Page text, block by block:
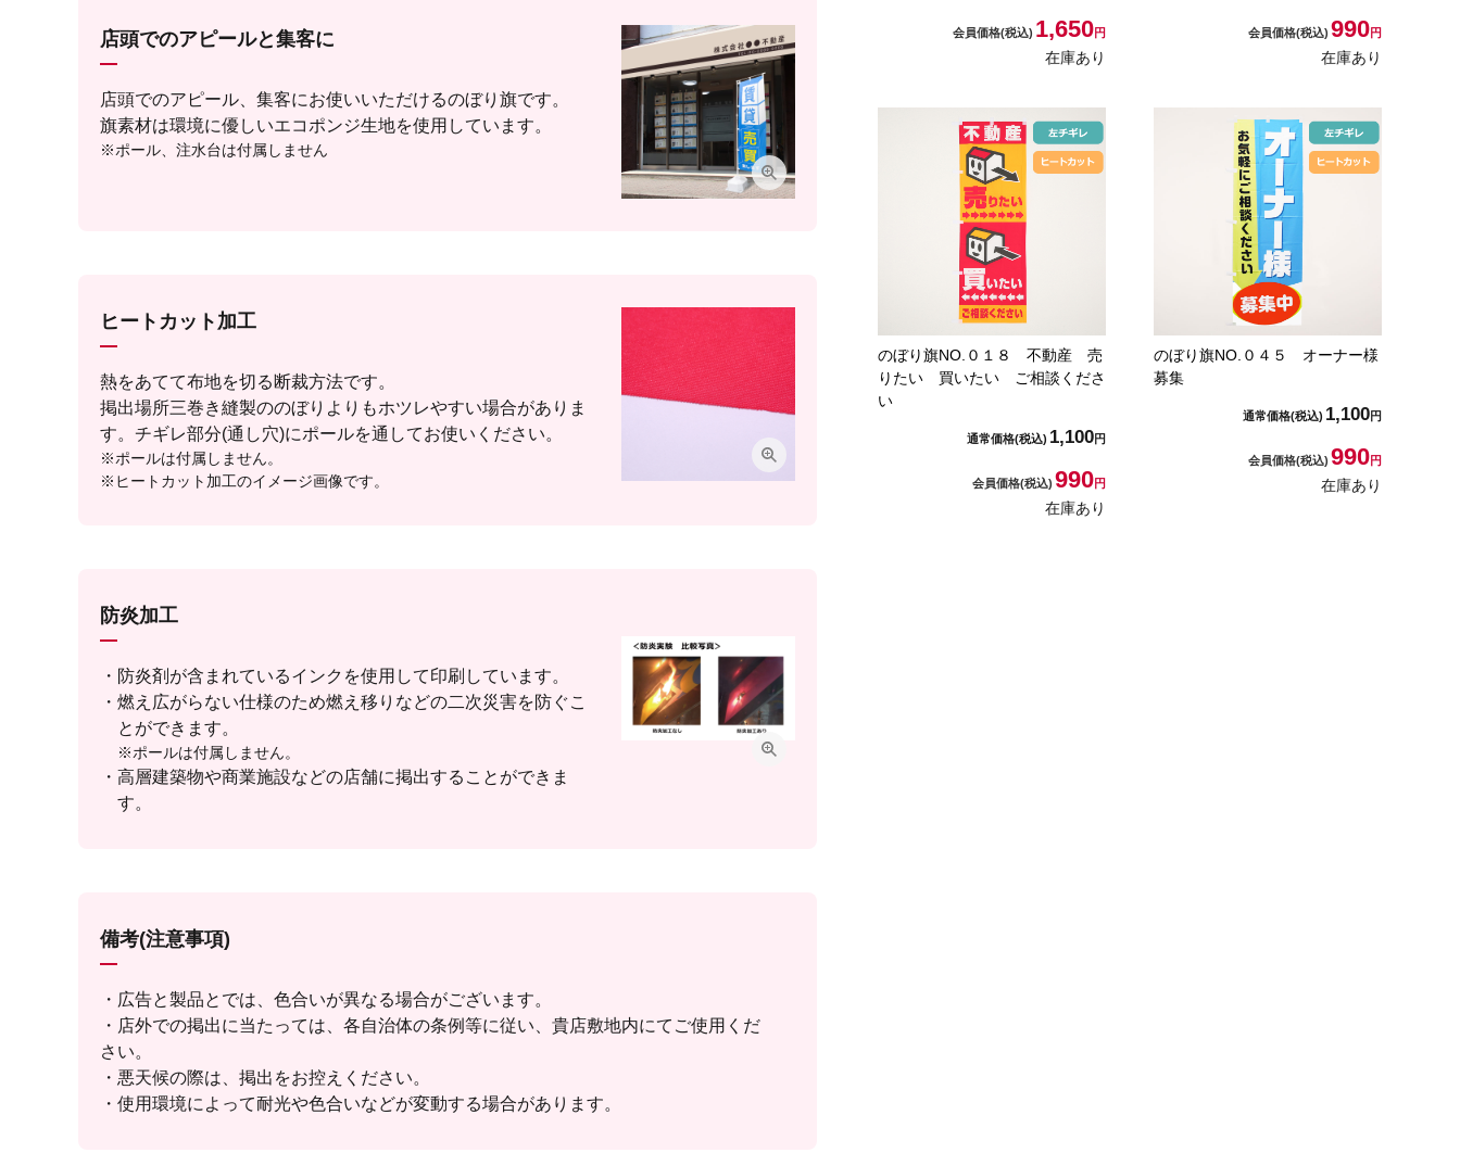
店頭でのアピールと集客に
店頭でのアピール、集客にお使いいただけるのぼり旗です。
旗素材は環境に優しいエコポンジ生地を使用しています。
※ポール、注水台は付属しません
ヒートカット加工
熱をあてて布地を切る断裁方法です。
掲出場所三巻き縫製ののぼりよりもホツレやすい場合がありま
す。チギレ部分(通し穴)にポールを通してお使いください。
※ポールは付属しません。
※ヒートカット加工のイメージ画像です。
防炎加工
防炎剤が含まれているインクを使用して印刷しています。
燃え広がらない仕様のため燃え移りなどの二次災害を防ぐこ
とができます。
※ポールは付属しません。
高層建築物や商業施設などの店舗に掲出することができま
す。
備考(注意事項)
・広告と製品とでは、色合いが異なる場合がございます。
・店外での掲出に当たっては、各自治体の条例等に従い、貴店敷地内にてご使用くだ
さい。
・悪天候の際は、掲出をお控えください。
・使用環境によって耐光や色合いなどが変動する場合があります。
会員価格(税込) 1,650円
在庫あり
会員価格(税込) 990円
在庫あり
のぼり旗NO.０１８ 不動産 売
りたい 買いたい ご相談くださ
い
通常価格(税込) 1,100円
会員価格(税込) 990円
在庫あり
のぼり旗NO.０４５ オーナー様
募集
通常価格(税込) 1,100円
会員価格(税込) 990円
在庫あり